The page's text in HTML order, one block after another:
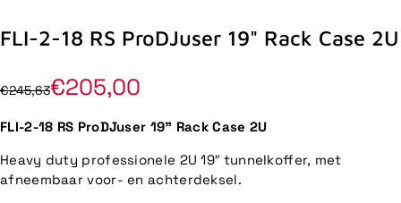
FLI-2-18 RS ProDJuser 19" Rack Case 2U
€245,63€205,00
FLI-2-18 RS ProDJuser 19" Rack Case 2U
Heavy duty professionele 2U 19″ tunnelkoffer, met
afneembaar voor- en achterdeksel.